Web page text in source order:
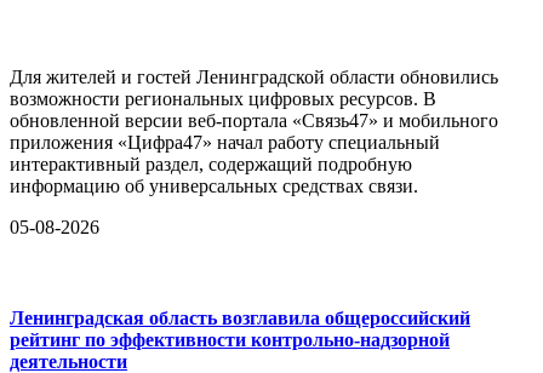
Для жителей и гостей Ленинградской области обновились
возможности региональных цифровых ресурсов. В
обновленной версии веб-портала «Связь47» и мобильного
приложения «Цифра47» начал работу специальный
интерактивный раздел, содержащий подробную
информацию об универсальных средствах связи.
05-08-2026
Ленинградская область возглавила общероссийский
рейтинг по эффективности контрольно-надзорной
деятельности